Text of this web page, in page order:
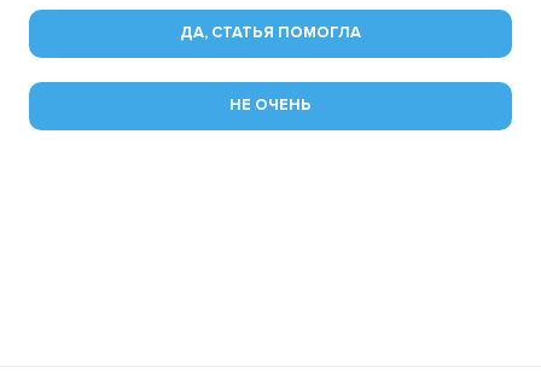
ДА, СТАТЬЯ ПОМОГЛА
НЕ ОЧЕНЬ